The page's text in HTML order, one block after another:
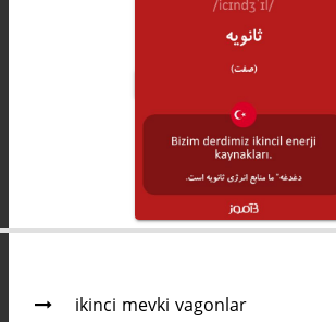
ikinci mevki vagonlar